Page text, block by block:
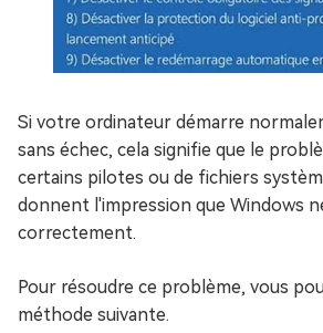
Si votre ordinateur démarre
sans échec, cela signifie que le
certains pilotes ou de fichiers
donnent l'impression que Windows
correctement.
Pour résoudre ce problème, vous
méthode suivante.